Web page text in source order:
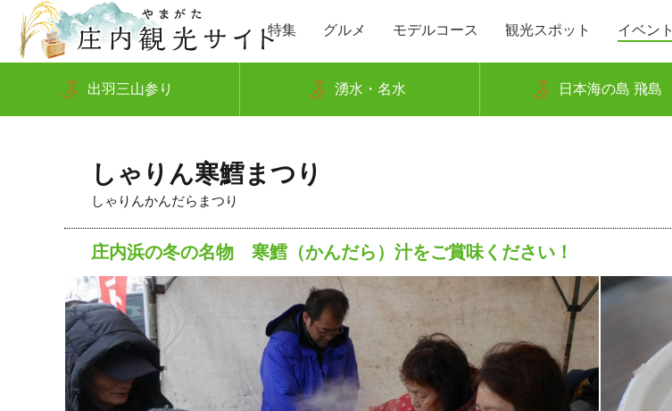
特集 グルメ モデルコース 観光スポット イベント
出羽三山参り 湧水・名水 日本海の島 飛島
しゃりん寒鱈まつり
しゃりんかんだらまつり
庄内浜の冬の名物 寒鱈（かんだら）汁をご賞味ください！